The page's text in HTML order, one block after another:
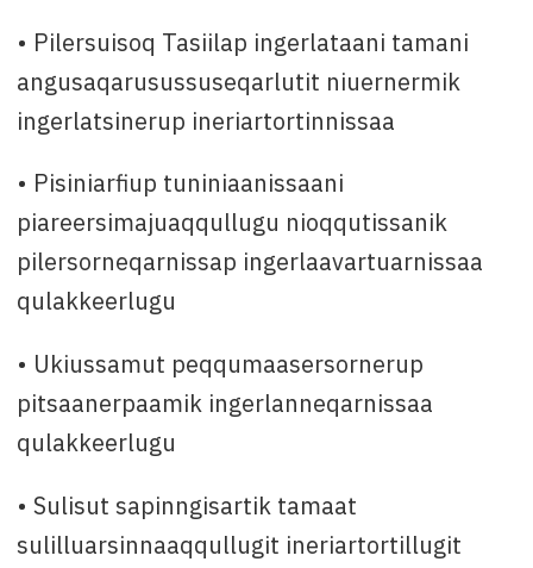
• Pilersuisoq Tasiilap ingerlataani tamani
angusaqarusussuseqarlutit niuernermik
ingerlatsinerup ineriartortinnissaa
• Pisiniarfiup tuniniaanissaani
piareersimajuaqqullugu nioqqutissanik
pilersorneqarnissap ingerlaavartuarnissaa
qulakkeerlugu
• Ukiussamut peqqumaasersornerup
pitsaanerpaamik ingerlanneqarnissaa
qulakkeerlugu
• Sulisut sapinngisartik tamaat
sulilluarsinnaaqqullugit ineriartortillugit